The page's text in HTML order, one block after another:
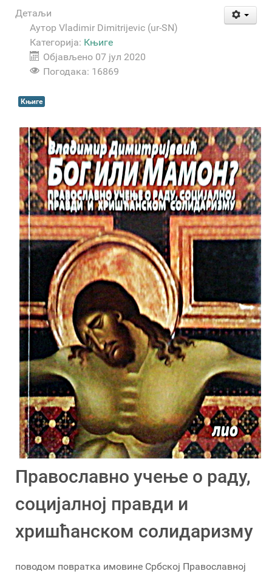
Детаљи
Аутор Vladimir Dimitrijevic (ur-SN)
Категорија: Књиге
Објављено 07 јул 2020
Погодака: 16869
Књиге
Православно учење о раду,
социјалној правди и
хришћанском солидаризму
поводом повратка имовине Србској Православној